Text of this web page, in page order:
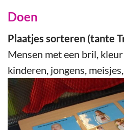
Doen
Plaatjes sorteren (tante
Mensen met een bril, kleur
kinderen, jongens,